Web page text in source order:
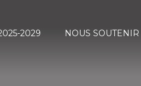
2029 NOUS SOUTENIR